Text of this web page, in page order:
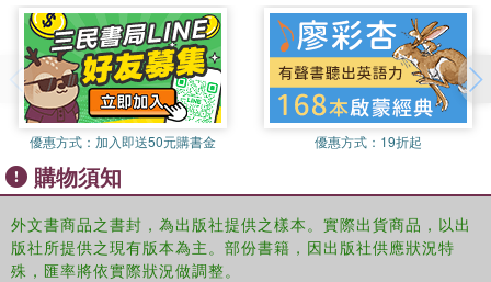
優惠方式： 加入即送50元購書金 優惠方式： 19折起
購物須知
外文書商品之書封，為出版社提供之樣本。實際出貨商品，以出
版社所提供之現有版本為主。部份書籍，因出版社供應狀況特
殊，匯率將依實際狀況做調整。